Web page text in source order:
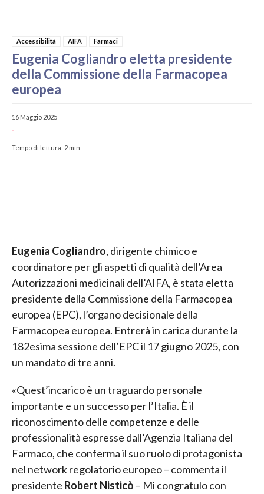
Accessibilità AIFA Farmaci
Eugenia Cogliandro eletta presidente
della Commissione della Farmacopea
europea
16 Maggio 2025
-
Tempo di lettura: 2 min
Eugenia Cogliandro, dirigente chimico e
coordinatore per gli aspetti di qualità dell’Area
Autorizzazioni medicinali dell’AIFA, è stata eletta
presidente della Commissione della Farmacopea
europea (EPC), l’organo decisionale della
Farmacopea europea. Entrerà in carica durante la
182esima sessione dell’EPC il 17 giugno 2025, con
un mandato di tre anni.
«Quest’incarico è un traguardo personale
importante e un successo per l’Italia. È il
riconoscimento delle competenze e delle
professionalità espresse dall’Agenzia Italiana del
Farmaco, che conferma il suo ruolo di protagonista
nel network regolatorio europeo – commenta il
presidente Robert Nisticò – Mi congratulo con